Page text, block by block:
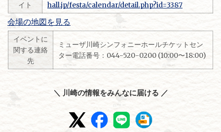
イト
hall.jp/festa/calendar/detail.php?id=3387
会場の地図を見る
イベントに
関する連絡
先
ミューザ川崎シンフォニーホールチケットセン
ター電話番号：044-520-0200 (10:00〜18:00)
＼ 川崎の情報をみんなに届ける ／